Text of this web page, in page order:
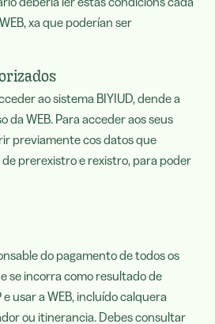
xa que poderían ser
ao sistema BIYIUD, dende a
da WEB. Para acceder aos seus
previamente cos datos que
prerexistro e rexistro, para poder
do pagamento de todos os
se incorra como resultado de
usar a WEB, incluído calquera
ou itinerancia. Debes consultar